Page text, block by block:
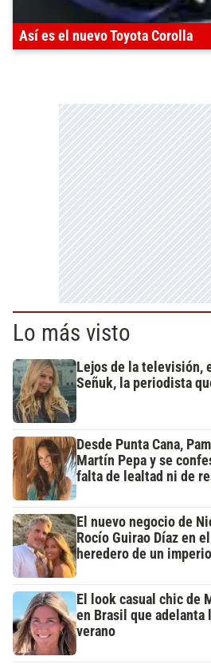
Así es el nuevo Toyota Corolla
Lo más visto
Lejos de la televisión,
Señuk, la periodista
Desde Punta Cana,
Martín Pepa y se
falta de lealtad ni de
El nuevo negocio de
Rocío Guirao Díaz en
heredero de un
El look casual chic de
en Brasil que adelanta
verano